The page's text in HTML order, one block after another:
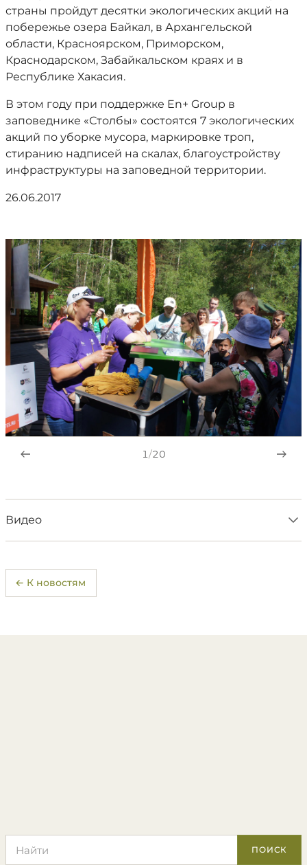
страны пройдут десятки экологических акций на
побережье озера Байкал, в Архангельской
области, Красноярском, Приморском,
Краснодарском, Забайкальском краях и в
Республике Хакасия.
В этом году при поддержке En+ Group в
заповеднике «Столбы» состоятся 7 экологических
акций по уборке мусора, маркировке троп,
стиранию надписей на скалах, благоустройству
инфраструктуры на заповедной территории.
26.06.2017
1/20
Видео
← К новостям
ПОИСК